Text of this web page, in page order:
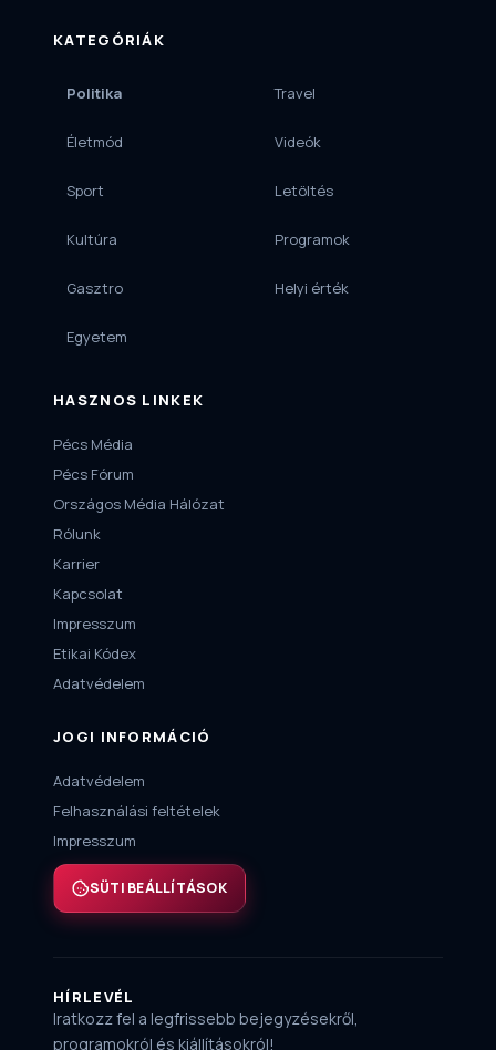
KATEGÓRIÁK
Politika
Életmód
Sport
Kultúra
Gasztro
Egyetem
Travel
Videók
Letöltés
Programok
Helyi érték
HASZNOS LINKEK
Pécs Média
Pécs Fórum
Országos Média Hálózat
Rólunk
Karrier
Kapcsolat
Impresszum
Etikai Kódex
Adatvédelem
JOGI INFORMÁCIÓ
Adatvédelem
Felhasználási feltételek
Impresszum
SÜTI BEÁLLÍTÁSOK
HÍRLEVÉL
Iratkozz fel a legfrissebb bejegyzésekről,
programokról és kiállításokról!